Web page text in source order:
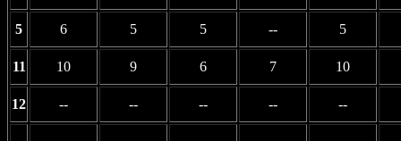
5 6 5 5 -- 5
11 10 9 6 7 10
12 -- -- -- -- --